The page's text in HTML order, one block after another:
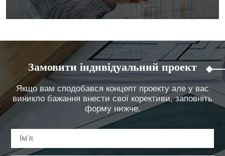
Замовити індивідуальний проект
Якщо вам сподобався концепт проекту але у вас
виникло бажання внести свої корективи, заповніть
форму нижче.